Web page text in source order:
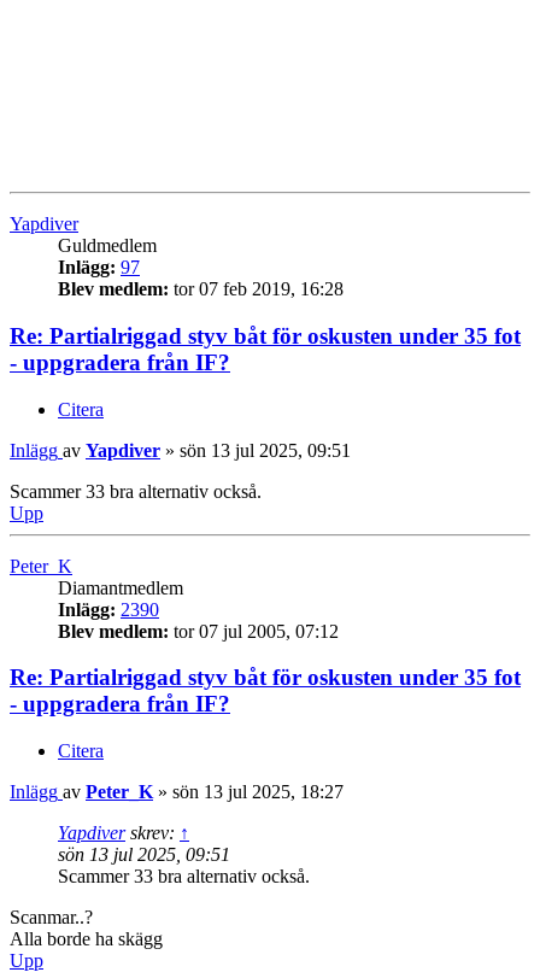
Yapdiver
Guldmedlem
Inlägg: 97
Blev medlem: tor 07 feb 2019, 16:28
Re: Partialriggad styv båt för oskusten under 35 fot
- uppgradera från IF?
Citera
Inlägg av Yapdiver » sön 13 jul 2025, 09:51
Scammer 33 bra alternativ också.
Upp
Peter_K
Diamantmedlem
Inlägg: 2390
Blev medlem: tor 07 jul 2005, 07:12
Re: Partialriggad styv båt för oskusten under 35 fot
- uppgradera från IF?
Citera
Inlägg av Peter_K » sön 13 jul 2025, 18:27
Yapdiverskrev: ↑
sön 13 jul 2025, 09:51
Scammer 33 bra alternativ också.
Scanmar..?
Alla borde ha skägg
Upp